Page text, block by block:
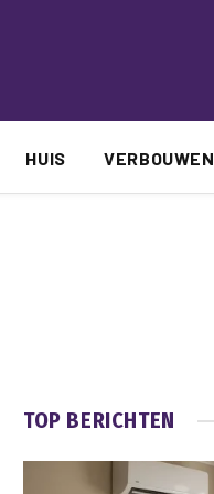
HUIS VERBOUWEN
TOP BERICHTEN